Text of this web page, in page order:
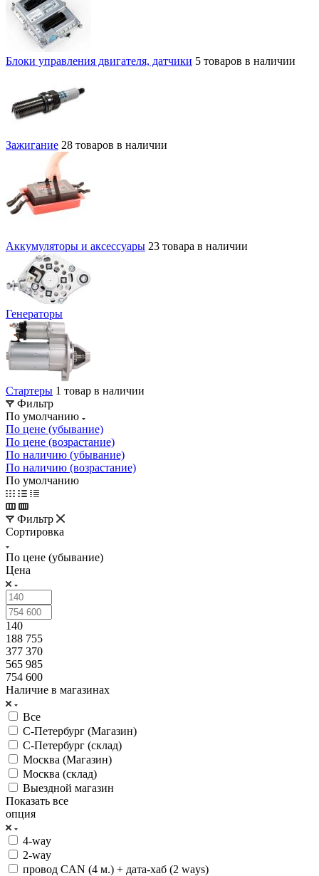
Блоки управления двигателя, датчики 5 товаров в наличии
Зажигание 28 товаров в наличии
Аккумуляторы и аксессуары 23 товара в наличии
Генераторы
Стартеры 1 товар в наличии
Фильтр
По умолчанию
По цене (убывание)
По цене (возрастание)
По наличию (убывание)
По наличию (возрастание)
По умолчанию
Фильтр
Сортировка
По цене (убывание)
Цена
140
188 755
377 370
565 985
754 600
Наличие в магазинах
Все
С-Петербург (Магазин)
С-Петербург (склад)
Москва (Магазин)
Москва (склад)
Выездной магазин
Показать все
опция
4-way
2-way
провод CAN (4 м.) + дата-хаб (2 ways)